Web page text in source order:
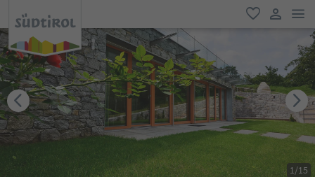
favorit
user link
1/15